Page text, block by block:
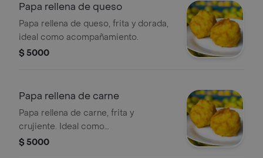
Papa rellena de queso
Papa rellena de queso, frita y dorada,
ideal como acompañamiento.
$ 5000
Papa rellena de carne
Papa rellena de carne, frita y
crujiente. Ideal como
acompañamiento.
$ 5000